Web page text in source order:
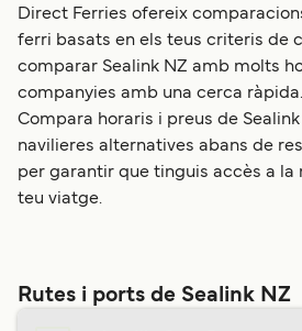
Direct Ferries ofereix
ferri basats en els teus criteris de
comparar Sealink NZ amb molts
companyies amb una cerca ràpida.
Compara horaris i preus de
navilieres alternatives abans de
per garantir que tinguis accès a la
teu viatge.
Rutes i ports de Sealink NZ